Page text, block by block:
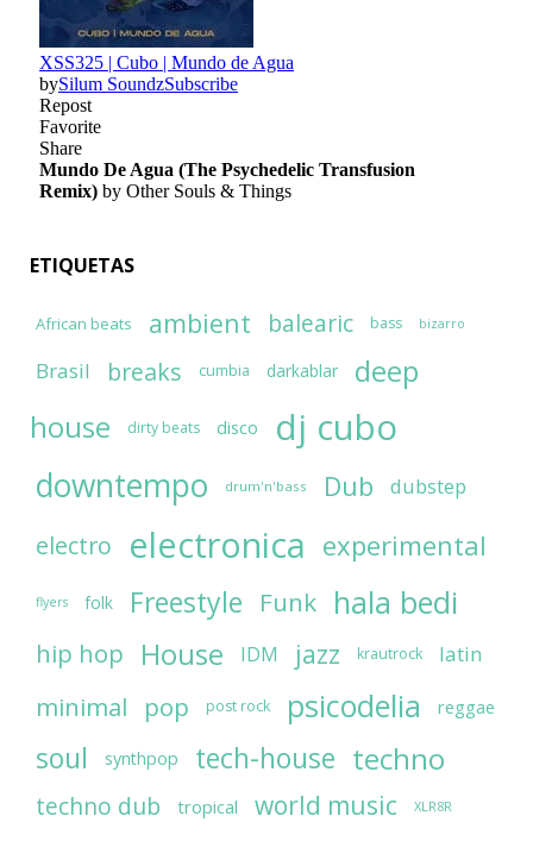
ETIQUETAS
African beats ambient balearic bass bizarro
Brasil breaks cumbia darkablar
deep
house
dirty beats disco dj cubo
downtempo drum'n'bass Dub dubstep
electro electronica experimental
flyers folk Freestyle Funk hala bedi
hip hop House IDM jazz krautrock latin
minimal pop post rock psicodelia reggae
soul synthpop tech-house techno
techno dub tropical world music XLR8R